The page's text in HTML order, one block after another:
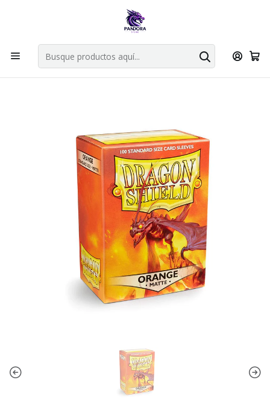
Por compras en cartas singles superiores a 49.990 el envio es
Explorar singles
Inicio Juegos de cartas TCG Accesorios TCG Dragon Shield
DRAGON SHIELD MATTE SLEEVE - ORANGE 100CT